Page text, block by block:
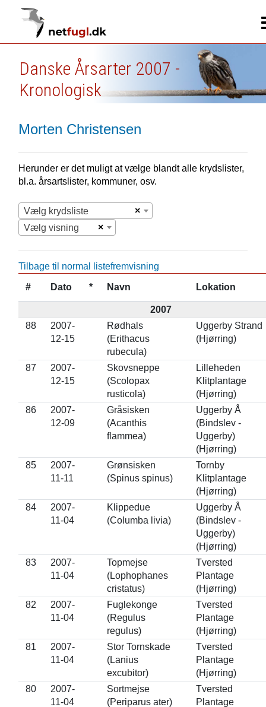
Danske Årsarter 2007 -
Kronologisk
Morten Christensen
Herunder er det muligt at vælge blandt alle krydslister,
bl.a. årsartslister, kommuner, osv.
×
Vælg krydsliste
×
Vælg visning
Tilbage til normal listefremvisning
# Dato * Navn Lokation
2007
88
2007-
12-15
Rødhals
(Erithacus
rubecula)
Uggerby Strand
(Hjørring)
87
2007-
12-15
Skovsneppe
(Scolopax
rusticola)
Lilleheden
Klitplantage
(Hjørring)
86
2007-
12-09
Gråsisken
(Acanthis
flammea)
Uggerby Å
(Bindslev -
Uggerby)
(Hjørring)
85
2007-
11-11
Grønsisken
(Spinus spinus)
Tornby
Klitplantage
(Hjørring)
84
2007-
11-04
Klippedue
(Columba livia)
Uggerby Å
(Bindslev -
Uggerby)
(Hjørring)
83
2007-
11-04
Topmejse
(Lophophanes
cristatus)
Tversted
Plantage
(Hjørring)
82
2007-
11-04
Fuglekonge
(Regulus
regulus)
Tversted
Plantage
(Hjørring)
81
2007-
11-04
Stor Tornskade
(Lanius
excubitor)
Tversted
Plantage
(Hjørring)
80
2007-
11-04
Sortmejse
(Periparus ater)
Tversted
Plantage